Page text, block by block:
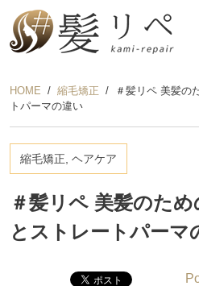
HOME 縮毛矯正
＃髪リペ 美髪の
トパーマの違い
縮毛矯正, ヘアケア
＃髪リペ 美髪のた
とストレートパーマ